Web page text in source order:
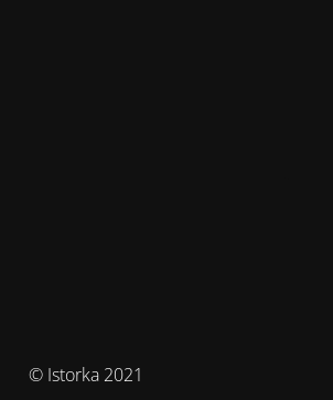
© Istorka 2021